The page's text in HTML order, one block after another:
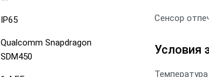
IP65
Qualcomm Snapdragon
SDM450
Сенсор
Условия